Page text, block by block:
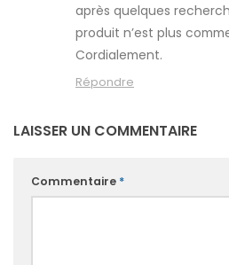
après quelques
produit n’est plus
Cordialement.
Répondre
LAISSER UN COMMENTAIRE
Commentaire *